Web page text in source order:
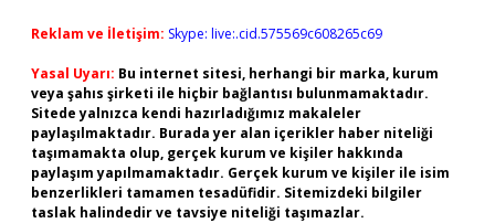
Reklam ve İletişim: Skype: live:.cid.575569c608265c69
Yasal Uyarı: Bu internet sitesi, herhangi bir marka, kurum
veya şahıs şirketi ile hiçbir bağlantısı bulunmamaktadır.
Sitede yalnızca kendi hazırladığımız makaleler
paylaşılmaktadır. Burada yer alan içerikler haber niteliği
taşımamakta olup, gerçek kurum ve kişiler hakkında
paylaşım yapılmamaktadır. Gerçek kurum ve kişiler ile isim
benzerlikleri tamamen tesadüfidir. Sitemizdeki bilgiler
taslak halindedir ve tavsiye niteliği taşımazlar.